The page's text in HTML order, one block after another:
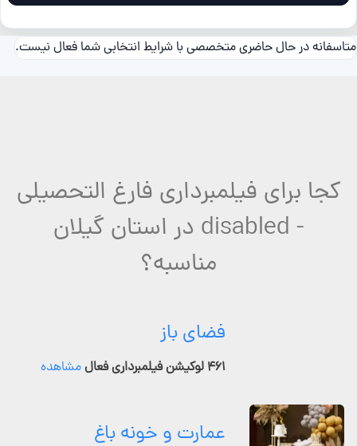
متاسفانه در حال حاضری متخصصی با شرایط انتخابی شما فعال نیست.
کجا برای فیلمبرداری فارغ التحصیلی
- disabled در استان گیلان
مناسبه؟
فضای باز
۴۶۱ لوکیشن فیلمبرداری فعال مشاهده
عمارت و خونه باغ